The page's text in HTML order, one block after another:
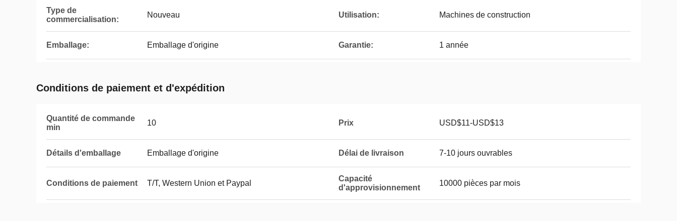
Type de
commercialisation:
Nouveau Utilisation: Machines de construction
Emballage: Emballage d'origine Garantie: 1 année
Conditions de paiement et d'expédition
Quantité de commande
min
10 Prix USD$11-USD$13
Détails d'emballage Emballage d'origine Délai de livraison 7-10 jours ouvrables
Conditions de paiement T/T, Western Union et Paypal
Capacité
d'approvisionnement
10000 pièces par mois